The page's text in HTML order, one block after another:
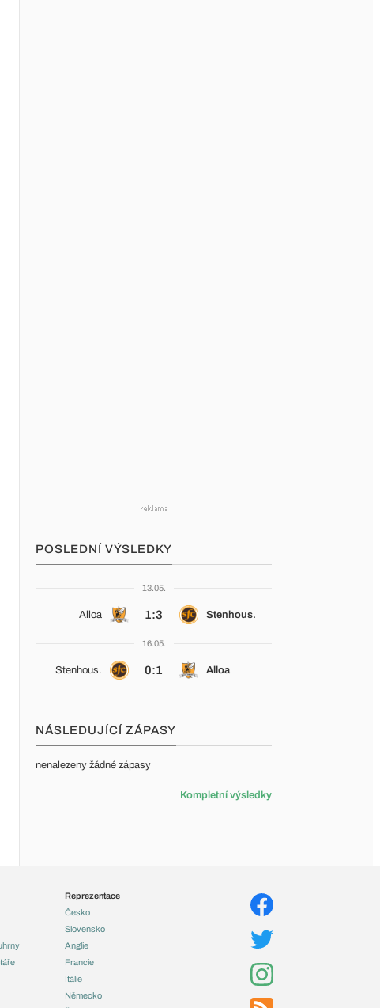
POSLEDNÍ VÝSLEDKY
13.05.
Alloa 1:3 Stenhous.
16.05.
Stenhous. 0:1 Alloa
NÁSLEDUJÍCÍ ZÁPASY
nenalezeny žádné zápasy
Kompletní výsledky
Reprezentace
Česko
Slovensko
Anglie
Francie
Itálie
Německo